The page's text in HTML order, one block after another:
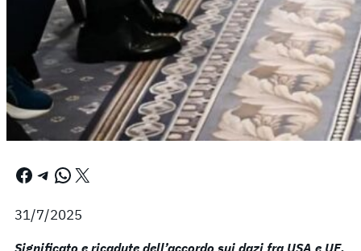
Facebook Telegram WhatsApp X
31/7/2025
Significato e ricadute dell’accordo sui dazi fra USA e UE.